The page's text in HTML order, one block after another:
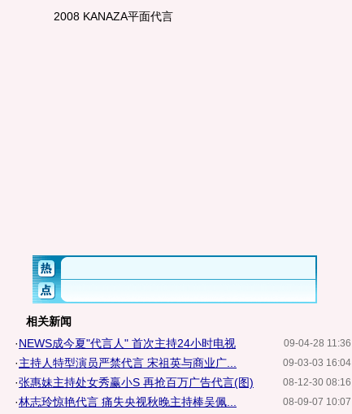
2008 KANAZA平面代言
相关新闻
09-04-28 11:36
·NEWS成今夏"代言人" 首次主持24小时电视
09-03-03 16:04
·主持人特型演员严禁代言 宋祖英与商业广...
08-12-30 08:16
·张惠妹主持处女秀赢小S 再抢百万广告代言(图)
08-09-07 10:07
·林志玲惊艳代言 痛失央视秋晚主持棒吴佩...